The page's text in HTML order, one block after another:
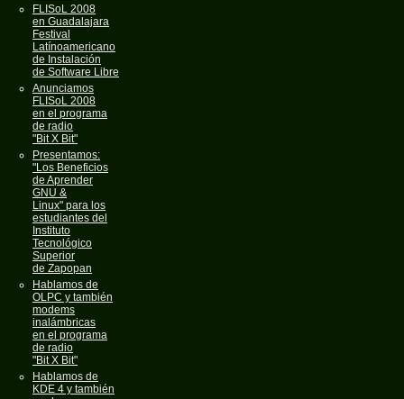
FLISoL 2008
en Guadalajara
Festival
Latínoamericano
de Instalación
de Software Libre
Anunciamos
FLISoL 2008
en el programa
de radio
"Bit X Bit"
Presentamos:
"Los Beneficios
de Aprender
GNU &
Linux" para los
estudiantes del
Instituto
Tecnológico
Superior
de Zapopan
Hablamos de
OLPC y también
modems
inalámbricas
en el programa
de radio
"Bit X Bit"
Hablamos de
KDE 4 y también